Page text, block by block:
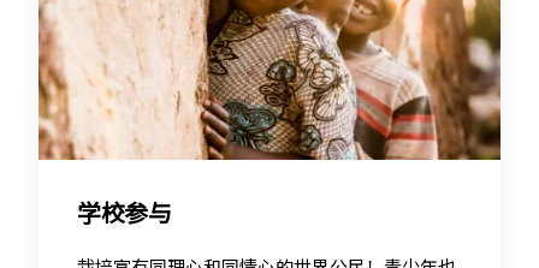
学校参与